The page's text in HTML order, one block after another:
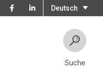
Deutsch
Suche